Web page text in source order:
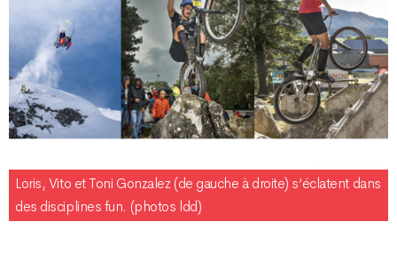
Loris, Vito et Toni Gonzalez (de gauche à droite) s’éclatent dans
des disciplines fun. (photos ldd)